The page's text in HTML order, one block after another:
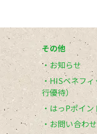
その他
お知らせ
HISベネフ
行優待）
はっPポイン
お問い合わせ